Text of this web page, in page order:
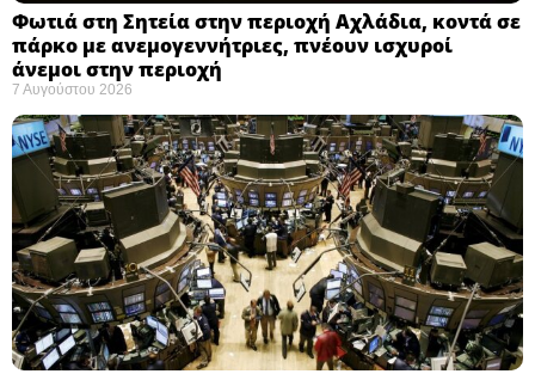
Φωτιά στη Σητεία στην περιοχή Αχλάδια, κοντά σε
πάρκο με ανεμογεννήτριες, πνέουν ισχυροί
άνεμοι στην περιοχή
7 Αυγούστου 2026